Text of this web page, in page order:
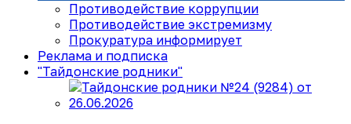
Противодействие коррупции
Противодействие экстремизму
Прокуратура информирует
Реклама и подписка
"Тайдонские родники"